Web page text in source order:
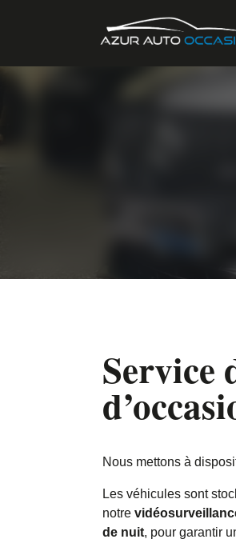
Service
Nous mettons à
Les véhicules sont
notre
de nuit, pour garantir